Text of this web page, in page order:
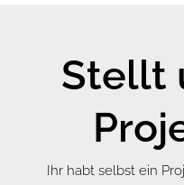
Stellt
Ihr habt selbst ein